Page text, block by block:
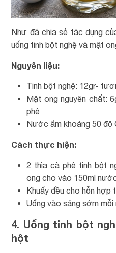
Như đã chia sẻ tác dụng
uống tinh bột nghệ và mật
Nguyên liệu:
Tinh bột nghệ: 12gr-
Mật ong nguyên chất:
phê
Nước ấm khoảng 50 độ
Cách thực hiện:
2 thìa cà phê tinh bột
ong cho vào 150ml
Khuấy đều cho hỗn hợp
Uống vào sáng sớm mỗi
4. Uống tinh bột
hột